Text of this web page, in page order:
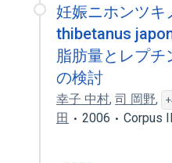
妊娠ニホンツキ
thibetanus
脂肪量とレプチ
の検討
幸子 中村, 司 岡野,
田
2006 Corpus